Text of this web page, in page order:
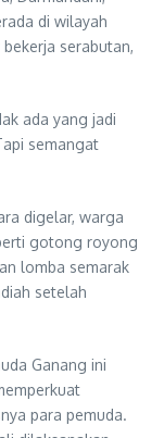
di wilayah
serabutan,
ada yang jadi
semangat
digelar, warga
gotong royong
lomba semarak
setelah
Ganang ini
para pemuda.